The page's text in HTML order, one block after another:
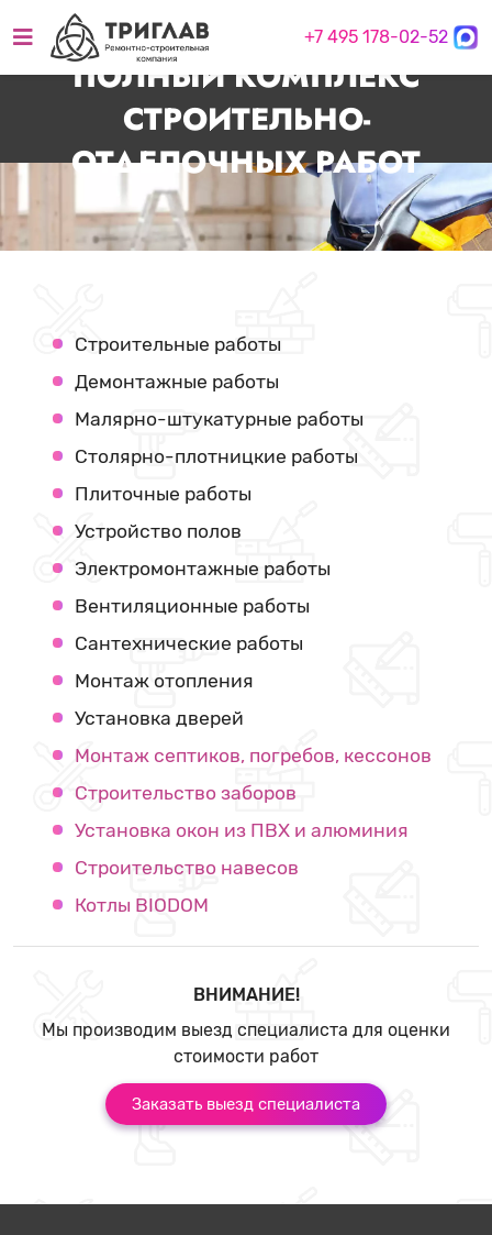
+7 495 178-02-52
ПОЛНЫЙ КОМПЛЕКС
СТРОИТЕЛЬНО-
ОТДЕЛОЧНЫХ РАБОТ
Строительные работы
Демонтажные работы
Малярно-штукатурные работы
Столярно-плотницкие работы
Плиточные работы
Устройство полов
Электромонтажные работы
Вентиляционные работы
Сантехнические работы
Монтаж отопления
Установка дверей
Монтаж септиков, погребов, кессонов
Строительство заборов
Установка окон из ПВХ и алюминия
Строительство навесов
Котлы BIODOM
ВНИМАНИЕ!
Мы производим выезд специалиста для оценки
стоимости работ
Заказать выезд специалиста